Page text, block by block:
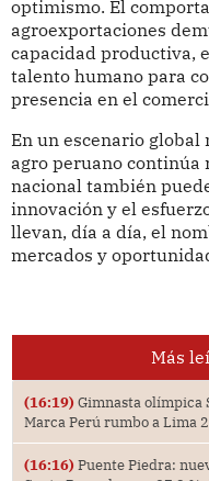
optimismo. El
agroexportaciones
capacidad productiva,
talento humano para
presencia en el
En un escenario
agro peruano continúa
nacional también
innovación y el
llevan, día a día, el
mercados y
Más
(16:19) Gimnasta olímpica
Marca Perú rumbo a Lima
(16:16) Puente Piedra: